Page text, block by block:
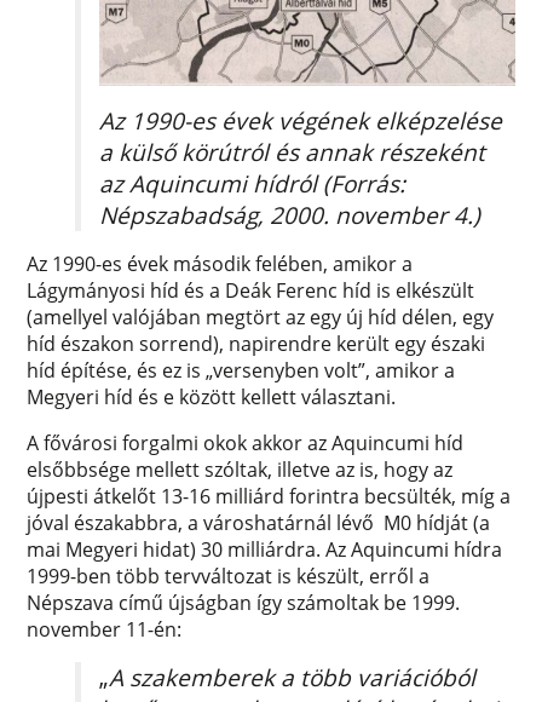
Az 1990-es évek végének elképzelése
a külső körútról és annak részeként
az Aquincumi hídról (Forrás:
Népszabadság, 2000. november 4.)
Az 1990-es évek második felében, amikor a
Lágymányosi híd és a Deák Ferenc híd is elkészült
(amellyel valójában megtört az egy új híd délen, egy
híd északon sorrend), napirendre került egy északi
híd építése, és ez is „versenyben volt”, amikor a
Megyeri híd és e között kellett választani.
A fővárosi forgalmi okok akkor az Aquincumi híd
elsőbbsége mellett szóltak, illetve az is, hogy az
újpesti átkelőt 13-16 milliárd forintra becsülték, míg a
jóval északabbra, a városhatárnál lévő M0 hídját (a
mai Megyeri hidat) 30 milliárdra. Az Aquincumi hídra
1999-ben több tervváltozat is készült, erről a
Népszava című újságban így számoltak be 1999.
november 11-én:
„A szakemberek a több variációból